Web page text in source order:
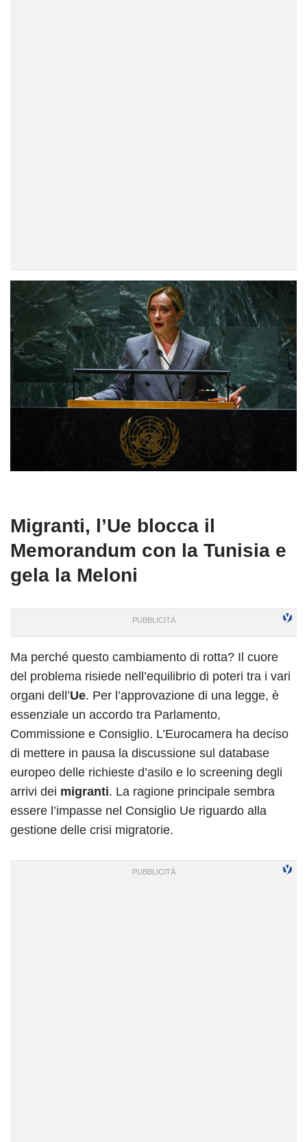
Migranti, l’Ue blocca il
Memorandum con la Tunisia e
gela la Meloni
Ma perché questo cambiamento di rotta? Il cuore
del problema risiede nell’equilibrio di poteri tra i vari
organi dell’Ue. Per l’approvazione di una legge, è
essenziale un accordo tra Parlamento,
Commissione e Consiglio. L’Eurocamera ha deciso
di mettere in pausa la discussione sul database
europeo delle richieste d’asilo e lo screening degli
arrivi dei migranti. La ragione principale sembra
essere l’impasse nel Consiglio Ue riguardo alla
gestione delle crisi migratorie.